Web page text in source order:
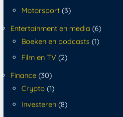
Motorsport(3)
Entertainment en media (6)
Boeken en podcasts(1)
Film en TV (2)
Finance (30)
Crypto (1)
Investeren(8)